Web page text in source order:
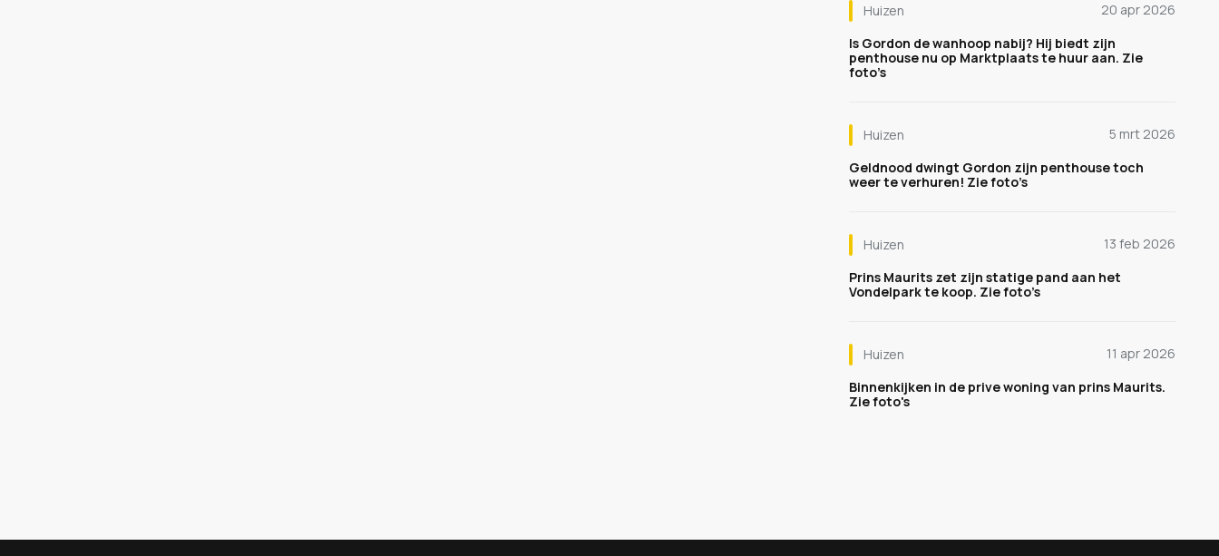
Huizen
20 apr 2026
Is Gordon de wanhoop nabij? Hij biedt zijn
penthouse nu op Marktplaats te huur aan. Zie
foto’s
Huizen
5 mrt 2026
Geldnood dwingt Gordon zijn penthouse toch
weer te verhuren! Zie foto’s
Huizen
13 feb 2026
Prins Maurits zet zijn statige pand aan het
Vondelpark te koop. Zie foto’s
Huizen
11 apr 2026
Binnenkijken in de prive woning van prins Maurits.
Zie foto's